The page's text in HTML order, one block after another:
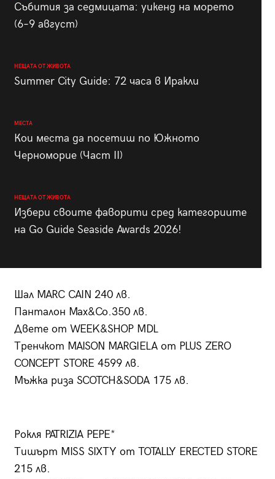
Събития за седмицата: уикенд на морето
(6–9 август)
НЕЩАТА ОТ ЖИВОТА
Summer City Guide: 72 часа в Иракли
МЕСТА
Кои места да посетиш по Южното
Черноморие (Част II)
НЕЩАТА ОТ ЖИВОТА
Избери своите фаворити сред категориите
на Go Guide Seaside Awards 2026!
Шал MARC CAIN 240 лв.
Панталон Max&Co.350 лв.
Двете от WEEK&SHOP MDL
Тренчкот MAISON MARGIELA от PLUS ZERO
CONCEPT STORE 4599 лв.
Мъжка риза SCOTCH&SODA 175 лв.
Рокля PATRIZIA PEPE*
Тишърт MISS SIXTY от TOTALLY ERECTED STORE
215 лв.